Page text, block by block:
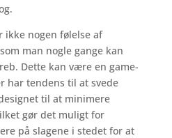
ikke nogen følelse af
man nogle gange kan
Dette kan være en game-
har tendens til at svede
til at minimere
gør det muligt for
på slagene i stedet for at